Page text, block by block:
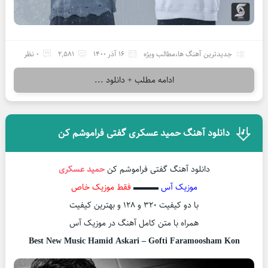
جدیدترین آهنگ ها،مطالب ویژه 16 آذر 1400 2,581 0 نظر
ادامه مطلب + دانلود ...
دانلود آهنگ حمید عسکری گفتی فراموشم کن
دانلود آهنگ گفتی فراموشم کنحمید عسکری
موزیک آس▬▬▬ فقط موزیک خاص
با دو کیفیت ۳۲۰ و ۱۲۸ و بهترین کیفیت
همراه با متن کامل آهنگ در موزیک آس
Best New Music Hamid Askari – Gofti Faramoosham Kon